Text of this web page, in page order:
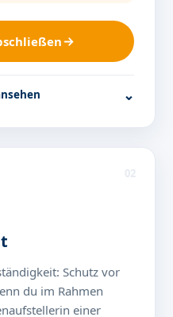
02
Schutz vor
du im Rahmen
einer